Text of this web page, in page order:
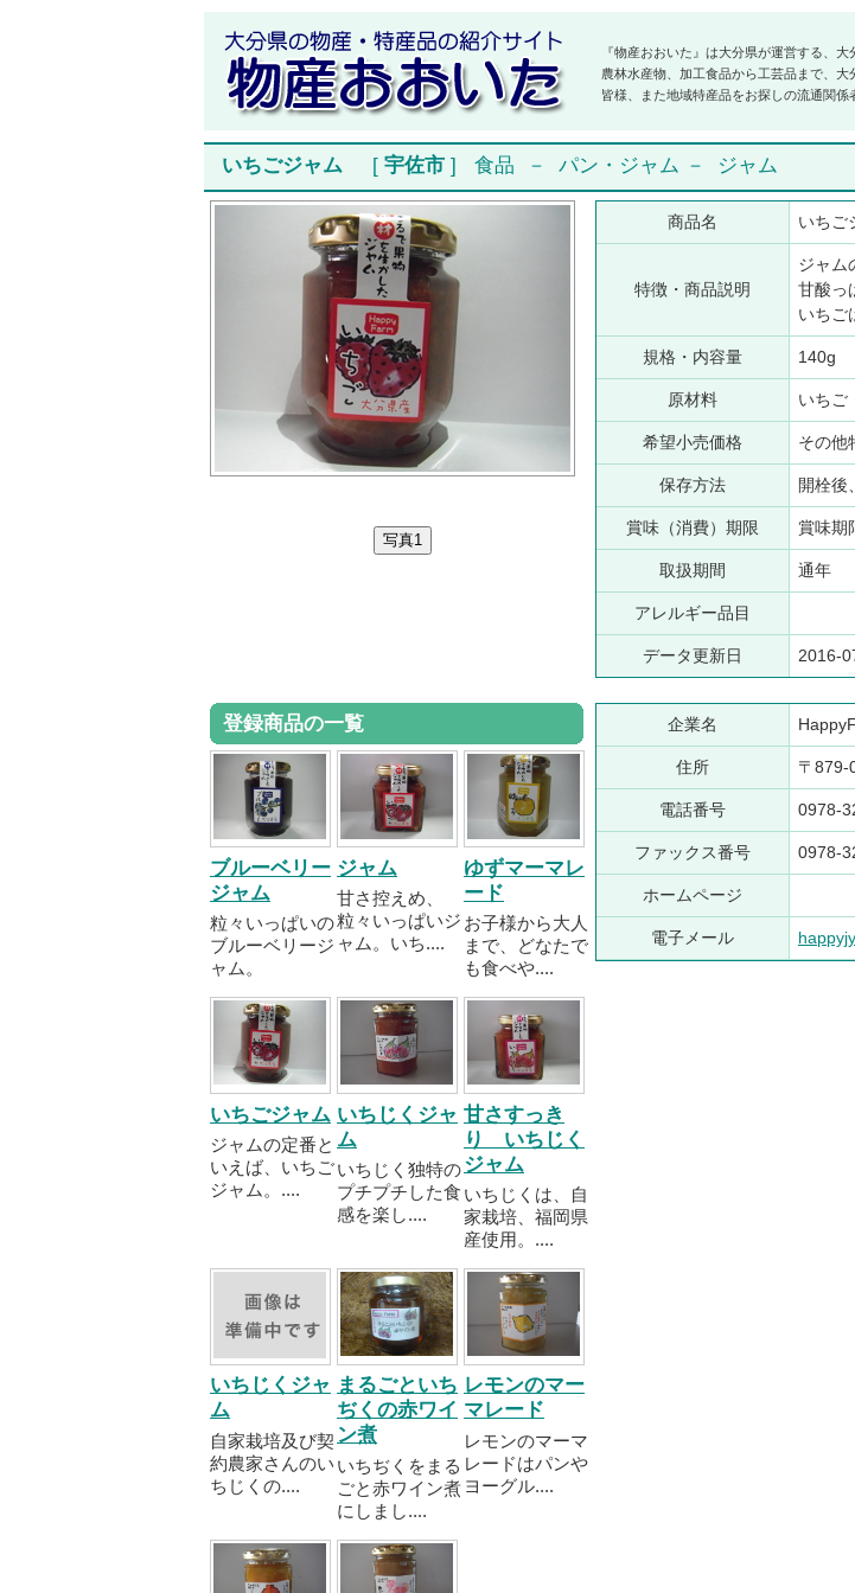
『物産おおいた』は大分県が運営する、
農林水産物、加工食品から工芸品まで、
皆様、また地域特産品をお探しの流通関係
いちごジャム [ 宇佐市 ] 食品 － パン・ジャム － ジャム
商品名 いちご
特徴・商品説明
ジャム
甘酸っ
いちご
規格・内容量 140g
原材料 いちご
希望小売価格 その他
保存方法 開栓後
賞味（消費）期限 賞味
取扱期間 通年
アレルギー品目
データ更新日 2016-
登録商品の一覧
ブルーベリー
ジャム
粒々いっぱいの
ブルーベリージ
ャム。
ジャム
甘さ控えめ、
粒々いっぱいジ
ャム。いち....
ゆずマーマレ
ード
お子様から大人
まで、どなたで
も食べや....
いちごジャム
ジャムの定番と
いえば、いちご
ジャム。....
いちじくジャ
ム
いちじく独特の
プチプチした食
感を楽し....
甘さすっき
り いちじく
ジャム
いちじくは、自
家栽培、福岡県
産使用。....
いちじくジャ
ム
自家栽培及び契
約農家さんのい
ちじくの....
まるごといち
ぢくの赤ワイ
ン煮
いちぢくをまる
ごと赤ワイン煮
にしまし....
レモンのマー
マレード
レモンのマーマ
レードはパンや
ヨーグル....
企業名
住所 〒
電話番号 0978-
ファックス番号 0978-
ホームページ
電子メール